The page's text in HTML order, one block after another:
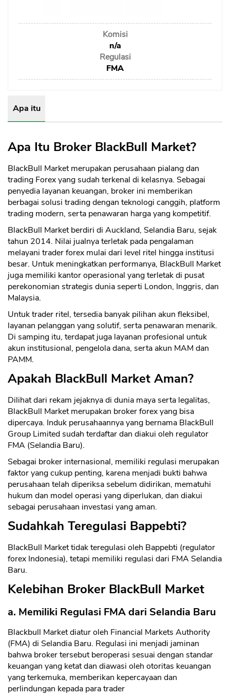
Exchange
Asuransi
Asuransi Kesehatan
Komisi
n/a
Regulasi
FMA
Apa itu
Apa Itu Broker BlackBull Market?
BlackBull Market merupakan perusahaan pialang dan
trading Forex yang sudah terkenal di kelasnya. Sebagai
penyedia layanan keuangan, broker ini memberikan
berbagai solusi trading dengan teknologi canggih, platform
trading modern, serta penawaran harga yang kompetitif.
BlackBull Market berdiri di Auckland, Selandia Baru, sejak
tahun 2014. Nilai jualnya terletak pada pengalaman
melayani trader forex mulai dari level ritel hingga institusi
besar. Untuk meningkatkan performanya, BlackBull Market
juga memiliki kantor operasional yang terletak di pusat
perekonomian strategis dunia seperti London, Inggris, dan
Malaysia.
Untuk trader ritel, tersedia banyak pilihan akun fleksibel,
layanan pelanggan yang solutif, serta penawaran menarik.
Di samping itu, terdapat juga layanan profesional untuk
akun institusional, pengelola dana, serta akun MAM dan
PAMM.
Apakah BlackBull Market Aman?
Dilihat dari rekam jejaknya di dunia maya serta legalitas,
BlackBull Market merupakan broker forex yang bisa
dipercaya. Induk perusahaannya yang bernama BlackBull
Group Limited sudah terdaftar dan diakui oleh regulator
FMA (Selandia Baru).
Sebagai broker internasional, memiliki regulasi merupakan
faktor yang cukup penting, karena menjadi bukti bahwa
perusahaan telah diperiksa sebelum didirikan, mematuhi
hukum dan model operasi yang diperlukan, dan diakui
sebagai perusahaan investasi yang aman.
Sudahkah Teregulasi Bappebti?
BlackBull Market tidak teregulasi oleh Bappebti (regulator
forex Indonesia), tetapi memiliki regulasi dari FMA Selandia
Baru.
Kelebihan Broker BlackBull Market
a. Memiliki Regulasi FMA dari Selandia Baru
Blackbull Market diatur oleh Financial Markets Authority
(FMA) di Selandia Baru. Regulasi ini menjadi jaminan
bahwa broker tersebut beroperasi sesuai dengan standar
keuangan yang ketat dan diawasi oleh otoritas keuangan
yang terkemuka, memberikan kepercayaan dan
perlindungan kepada para trader